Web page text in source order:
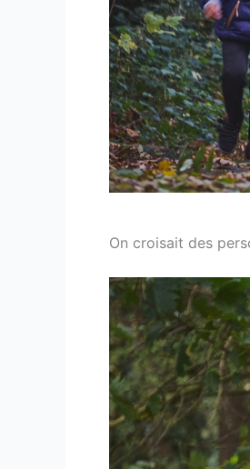
On croisait des